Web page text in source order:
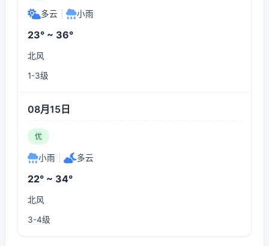
多云 小雨
23° ~ 36°
北风
1-3级
08月15日
优
小雨 多云
22° ~ 34°
北风
3-4级